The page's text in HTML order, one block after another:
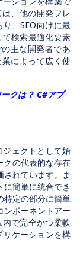
、他の開発フレ
、SEO向けに最
検索最適化要素
主な開発者であ
によって広く使
クは？ C#アプ
ェクトとして始
クの代表的な存在
されています。ま
簡単に統合でき
特定の部分に簡単
ンポーネントアー
で完全かつ柔軟
ケーションを構